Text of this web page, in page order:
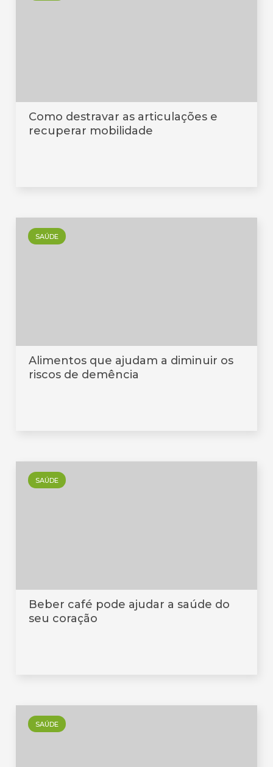
Como destravar as articulações e
recuperar mobilidade
SAÚDE
Alimentos que ajudam a diminuir os
riscos de demência
SAÚDE
Beber café pode ajudar a saúde do
seu coração
SAÚDE